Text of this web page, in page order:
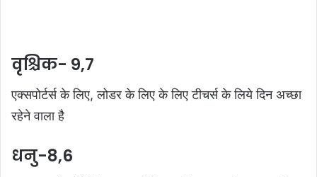
वृश्चिक- 9,7
एक्सपोर्टर्स के लिए, लोडर के लिए के लिए टीचर्स के लिये दिन अच्छा
रहेने वाला है
धनु-8,6